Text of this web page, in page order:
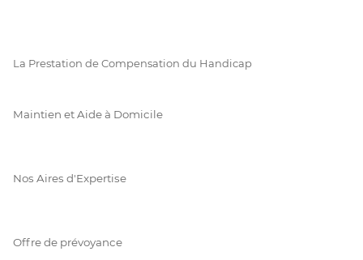
La Prestation de Compensation du Handicap
Maintien et Aide à Domicile
Nos Aires d'Expertise
Offre de prévoyance